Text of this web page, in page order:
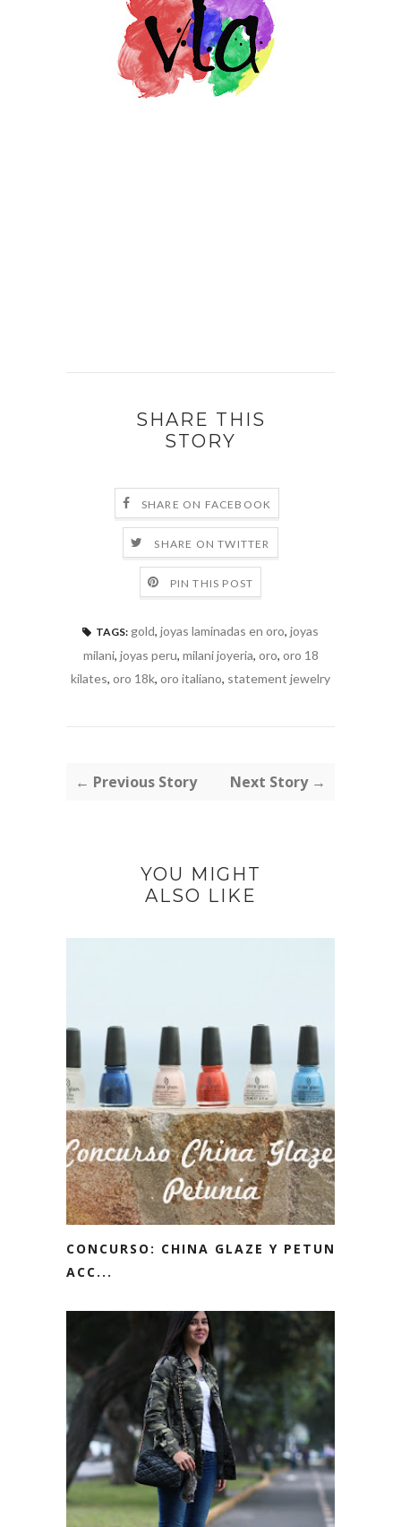
SHARE THIS
STORY
SHARE ON FACEBOOK
SHARE ON TWITTER
PIN THIS POST
TAGS: gold, joyas laminadas en oro, joyas
milani, joyas peru, milani joyeria, oro, oro 18
kilates, oro 18k, oro italiano, statement jewelry
← Previous Story Next Story →
YOU MIGHT
ALSO LIKE
CONCURSO: CHINA GLAZE Y PETUNIA
ACC...